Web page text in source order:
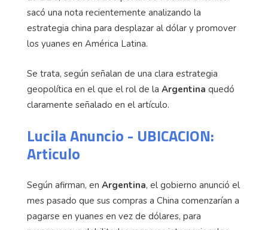
sacó una nota recientemente analizando la
estrategia china para desplazar al dólar y promover
los yuanes en América Latina.
Se trata, según señalan de una clara estrategia
geopolítica en el que el rol de la Argentina quedó
claramente señalado en el artículo.
Lucila Anuncio - UBICACION:
Articulo
Según afirman, en Argentina, el gobierno anunció el
mes pasado que sus compras a China comenzarían a
pagarse en yuanes en vez de dólares, para